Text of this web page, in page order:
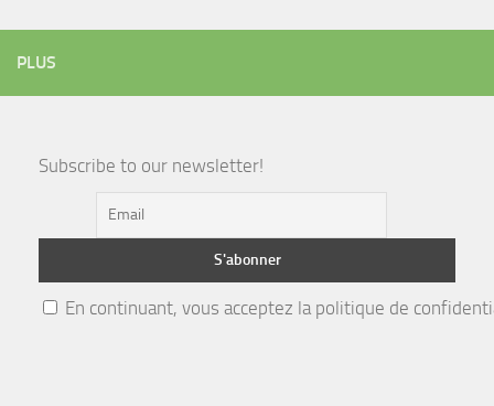
PLUS
Subscribe to our newsletter!
En continuant, vous acceptez la politique de